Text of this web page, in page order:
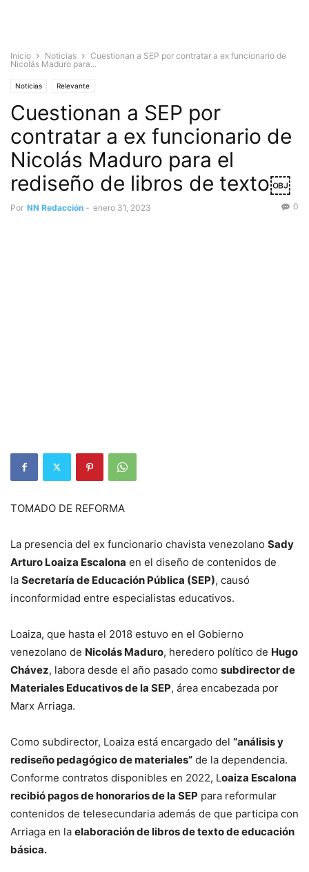
Inicio Noticias
Cuestionan a SEP por contratar a ex funcionario de
Nicolás Maduro para...
Noticias Relevante
Cuestionan a SEP por
contratar a ex funcionario de
Nicolás Maduro para el
rediseño de libros de texto￼
Por NN Redacción - enero 31, 2023 0
TOMADO DE REFORMA
La presencia del ex funcionario chavista venezolano Sady
Arturo Loaiza Escalona en el diseño de contenidos de
la Secretaría de Educación Pública (SEP), causó
inconformidad entre especialistas educativos.
Loaiza, que hasta el 2018 estuvo en el Gobierno
venezolano de Nicolás Maduro, heredero político de Hugo
Chávez, labora desde el año pasado como subdirector de
Materiales Educativos de la SEP, área encabezada por
Marx Arriaga.
Como subdirector, Loaiza está encargado del “análisis y
rediseño pedagógico de materiales” de la dependencia.
Conforme contratos disponibles en 2022, Loaiza Escalona
recibió pagos de honorarios de la SEP para reformular
contenidos de telesecundaria además de que participa con
Arriaga en la elaboración de libros de texto de educación
básica.